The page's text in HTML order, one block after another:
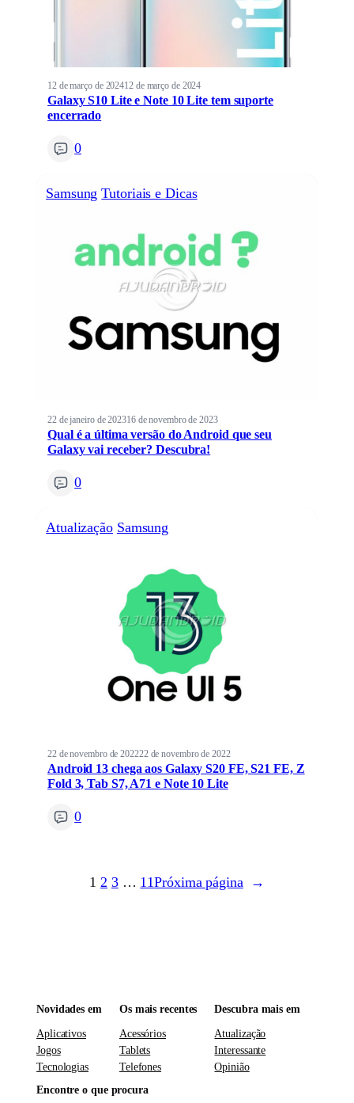
12 de março de 202412 de março de 2024
Galaxy S10 Lite e Note 10 Lite tem suporte
encerrado
0
Samsung Tutoriais e Dicas
22 de janeiro de 202316 de novembro de 2023
Qual é a última versão do Android que seu
Galaxy vai receber? Descubra!
0
Atualização Samsung
22 de novembro de 202222 de novembro de 2022
Android 13 chega aos Galaxy S20 FE, S21 FE, Z
Fold 3, Tab S7, A71 e Note 10 Lite
0
1 2 3 … 11Próxima página →
Novidades em
Aplicativos
Jogos
Tecnologias
Os mais recentes
Acessórios
Tablets
Telefones
Descubra mais em
Atualização
Interessante
Opinião
Encontre o que procura